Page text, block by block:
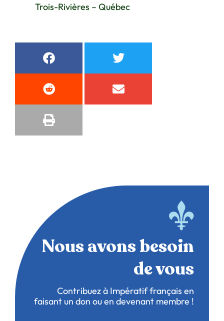
Trois-Rivières – Québec
Nous avons besoin
de vous
Contribuez à Impératif français en
faisant un don ou en devenant membre !